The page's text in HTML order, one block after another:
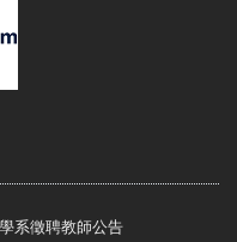
系徵聘教師公告